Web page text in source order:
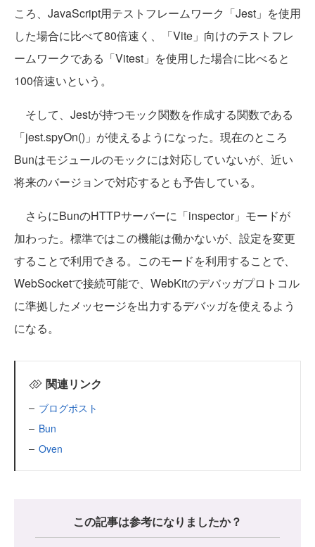
ころ、JavaScript用テストフレームワーク「Jest」を使用
した場合に比べて80倍速く、「Vite」向けのテストフレ
ームワークである「Vitest」を使用した場合に比べると
100倍速いという。
そして、Jestが持つモック関数を作成する関数である
「jest.spyOn()」が使えるようになった。現在のところ
Bunはモジュールのモックには対応していないが、近い
将来のバージョンで対応するとも予告している。
さらにBunのHTTPサーバーに「inspector」モードが
加わった。標準ではこの機能は働かないが、設定を変更
することで利用できる。このモードを利用することで、
WebSocketで接続可能で、WebKitのデバッガプロトコル
に準拠したメッセージを出力するデバッガを使えるよう
になる。
関連リンク
ブログポスト
Bun
Oven
この記事は参考になりましたか？